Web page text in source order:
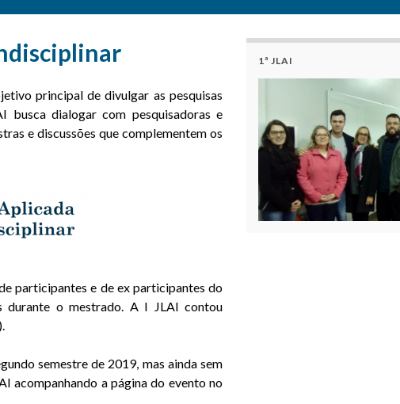
principal de divulgar as pesquisas
busca dialogar com pesquisadoras e
e discussões que complementem os
participantes e de ex participantes do
durante o mestrado. A I JLAI contou
semestre de 2019, mas ainda sem
acompanhando a página do evento no
1ª JLAI